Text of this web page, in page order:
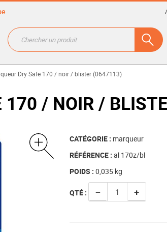
Dry Safe 170 / noir / blister (0647113)
170 / NOIR /
CATÉGORIE : marqueur
RÉFÉRENCE : al 170z/bl
POIDS : 0,035 kg
QTÉ : − +